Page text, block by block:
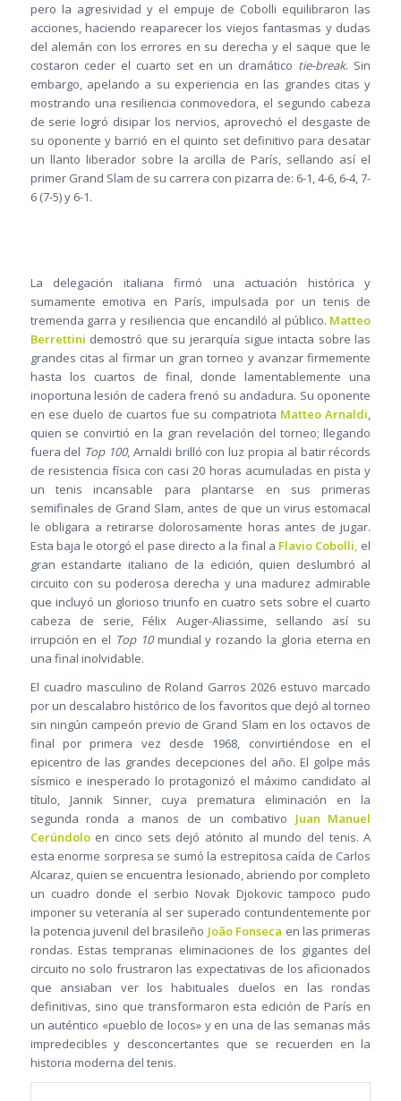
pero la agresividad y el empuje de Cobolli equilibraron las
acciones, haciendo reaparecer los viejos fantasmas y dudas
del alemán con los errores en su derecha y el saque que le
costaron ceder el cuarto set en un dramático tie-break. Sin
embargo, apelando a su experiencia en las grandes citas y
mostrando una resiliencia conmovedora, el segundo cabeza
de serie logró disipar los nervios, aprovechó el desgaste de
su oponente y barrió en el quinto set definitivo para desatar
un llanto liberador sobre la arcilla de París, sellando así el
primer Grand Slam de su carrera con pizarra de: 6-1, 4-6, 6-4, 7-
6 (7-5) y 6-1.
La delegación italiana firmó una actuación histórica y
sumamente emotiva en París, impulsada por un tenis de
tremenda garra y resiliencia que encandiló al público. Matteo
Berrettini demostró que su jerarquía sigue intacta sobre las
grandes citas al firmar un gran torneo y avanzar firmemente
hasta los cuartos de final, donde lamentablemente una
inoportuna lesión de cadera frenó su andadura. Su oponente
en ese duelo de cuartos fue su compatriota Matteo Arnaldi
quien se convirtió en la gran revelación del torneo; llegando
fuera del Top 100, Arnaldi brilló con luz propia al batir récords
de resistencia física con casi 20 horas acumuladas en pista y
un tenis incansable para plantarse en sus primeras
semifinales de Grand Slam, antes de que un virus estomacal
le obligara a retirarse dolorosamente horas antes de jugar.
Esta baja le otorgó el pase directo a la final a Flavio Cobolli, el
gran estandarte italiano de la edición, quien deslumbró al
circuito con su poderosa derecha y una madurez admirable
que incluyó un glorioso triunfo en cuatro sets sobre el cuarto
cabeza de serie, Félix Auger-Aliassime, sellando así su
irrupción en el Top 10mundial y rozando la gloria eterna en
una final inolvidable.
El cuadro masculino de Roland Garros 2026 estuvo marcado
por un descalabro histórico de los favoritos que dejó al torneo
sin ningún campeón previo de Grand Slam en los octavos de
final por primera vez desde 1968, convirtiéndose en el
epicentro de las grandes decepciones del año. El golpe más
sísmico e inesperado lo protagonizó el máximo candidato al
título, Jannik Sinner, cuya prematura eliminación en la
segunda ronda a manos de un combativo Juan Manuel
Cerúndoloen cinco sets dejó atónito al mundo del tenis. A
esta enorme sorpresa se sumó la estrepitosa caída de Carlos
Alcaraz, quien se encuentra lesionado, abriendo por completo
un cuadro donde el serbio Novak Djokovic tampoco pudo
imponer su veteranía al ser superado contundentemente por
la potencia juvenil del brasileño João Fonseca en las primeras
rondas. Estas tempranas eliminaciones de los gigantes del
circuito no solo frustraron las expectativas de los aficionados
que ansiaban ver los habituales duelos en las rondas
definitivas, sino que transformaron esta edición de París en
un auténtico «pueblo de locos» y en una de las semanas más
impredecibles y desconcertantes que se recuerden en la
historia moderna del tenis.